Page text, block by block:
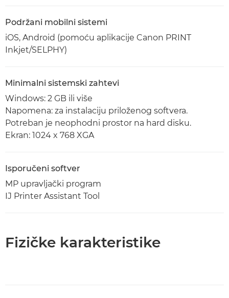
Podržani mobilni sistemi
iOS, Android (pomoću aplikacije Canon PRINT
Inkjet/SELPHY)
Minimalni sistemski zahtevi
Windows: 2 GB ili više
Napomena: za instalaciju priloženog softvera.
Potreban je neophodni prostor na hard disku.
Ekran: 1024 x 768 XGA
Isporučeni softver
MP upravljački program
IJ Printer Assistant Tool
Fizičke karakteristike